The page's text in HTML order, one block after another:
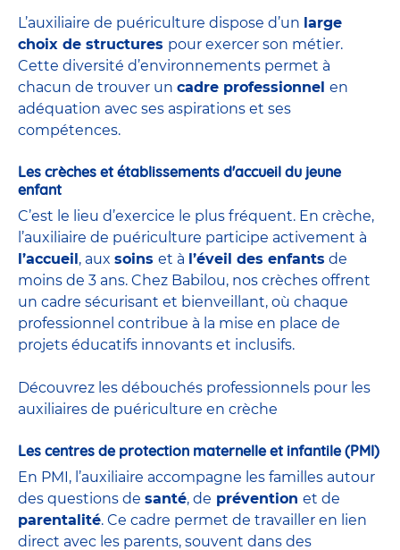
L’auxiliaire de puériculture dispose d’un large
choix de structures pour exercer son métier.
Cette diversité d’environnements permet à
chacun de trouver un cadre professionnel en
adéquation avec ses aspirations et ses
compétences.
Les crèches et établissements d'accueil du jeune
enfant
C’est le lieu d’exercice le plus fréquent. En crèche,
l’auxiliaire de puériculture participe activement à
l’accueil , aux soins et à l’éveil des enfants de
moins de 3 ans. Chez Babilou, nos crèches offrent
un cadre sécurisant et bienveillant, où chaque
professionnel contribue à la mise en place de
projets éducatifs innovants et inclusifs.
Découvrez les débouchés professionnels pour les
auxiliaires de puériculture en crèche
Les centres de protection maternelle et infantile (PMI)
En PMI, l’auxiliaire accompagne les familles autour
des questions de santé, de prévention et de
parentalité. Ce cadre permet de travailler en lien
direct avec les parents, souvent dans des